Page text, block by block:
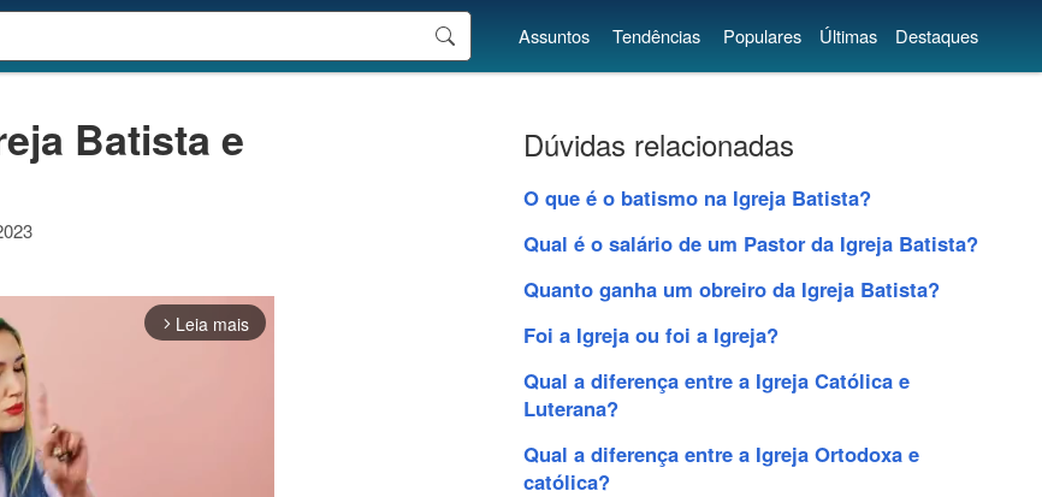
Assuntos Tendências Populares Últimas Destaques
Batista e
arrow_forward_ios Leia mais
Dúvidas relacionadas
O que é o batismo na Igreja Batista?
Qual é o salário de um Pastor da Igreja Batista?
Quanto ganha um obreiro da Igreja Batista?
Foi a Igreja ou foi a Igreja?
Qual a diferença entre a Igreja Católica e
Luterana?
Qual a diferença entre a Igreja Ortodoxa e
católica?